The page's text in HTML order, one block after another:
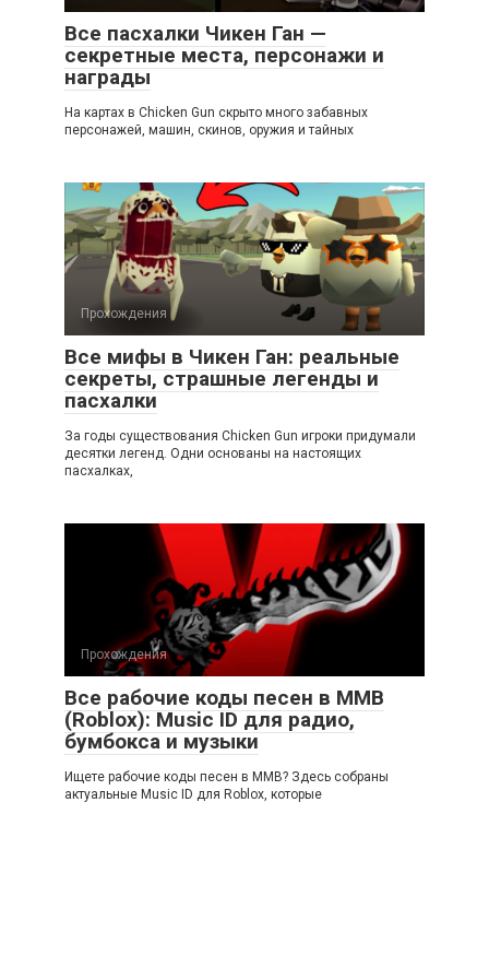
Все пасхалки Чикен Ган —
секретные места, персонажи и
награды
На картах в Chicken Gun скрыто много забавных
персонажей, машин, скинов, оружия и тайных
Прохождения
Все мифы в Чикен Ган: реальные
секреты, страшные легенды и
пасхалки
За годы существования Chicken Gun игроки придумали
десятки легенд. Одни основаны на настоящих
пасхалках,
Прохождения
Все рабочие коды песен в ММВ
(Roblox): Music ID для радио,
бумбокса и музыки
Ищете рабочие коды песен в ММВ? Здесь собраны
актуальные Music ID для Roblox, которые